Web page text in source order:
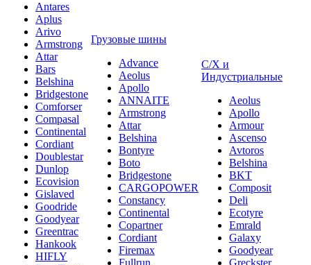
Antares
Aplus
Arivo
Armstrong
Attar
Bars
Belshina
Bridgestone
Comforser
Compasal
Continental
Cordiant
Doublestar
Dunlop
Ecovision
Gislaved
Goodride
Goodyear
Greentrac
Hankook
HIFLY
Грузовые шины
Advance
Aeolus
Apollo
ANNAITE
Armstrong
Attar
Belshina
Bontyre
Boto
Bridgestone
CARGOPOWER
Constancy
Continental
Copartner
Cordiant
Firemax
Fullrun
С/Х и
Индустриальные
Aeolus
Apollo
Armour
Ascenso
Avtoros
Belshina
BKT
Composit
Deli
Ecotyre
Emrald
Galaxy
Goodyear
Greckster